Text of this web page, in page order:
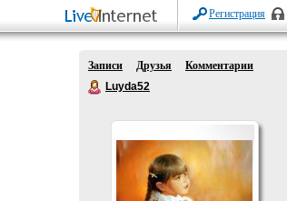
Регистрация
Записи Друзья
Комментарии
Luyda52